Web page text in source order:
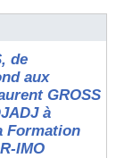
de
aux
GROSS
à
Formation
IMO